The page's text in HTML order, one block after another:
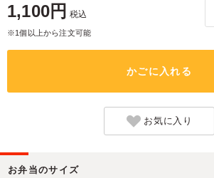
1,100円 税込
※1個以上から注文可能
かごに入れる
お気に入り
お弁当のサイズ